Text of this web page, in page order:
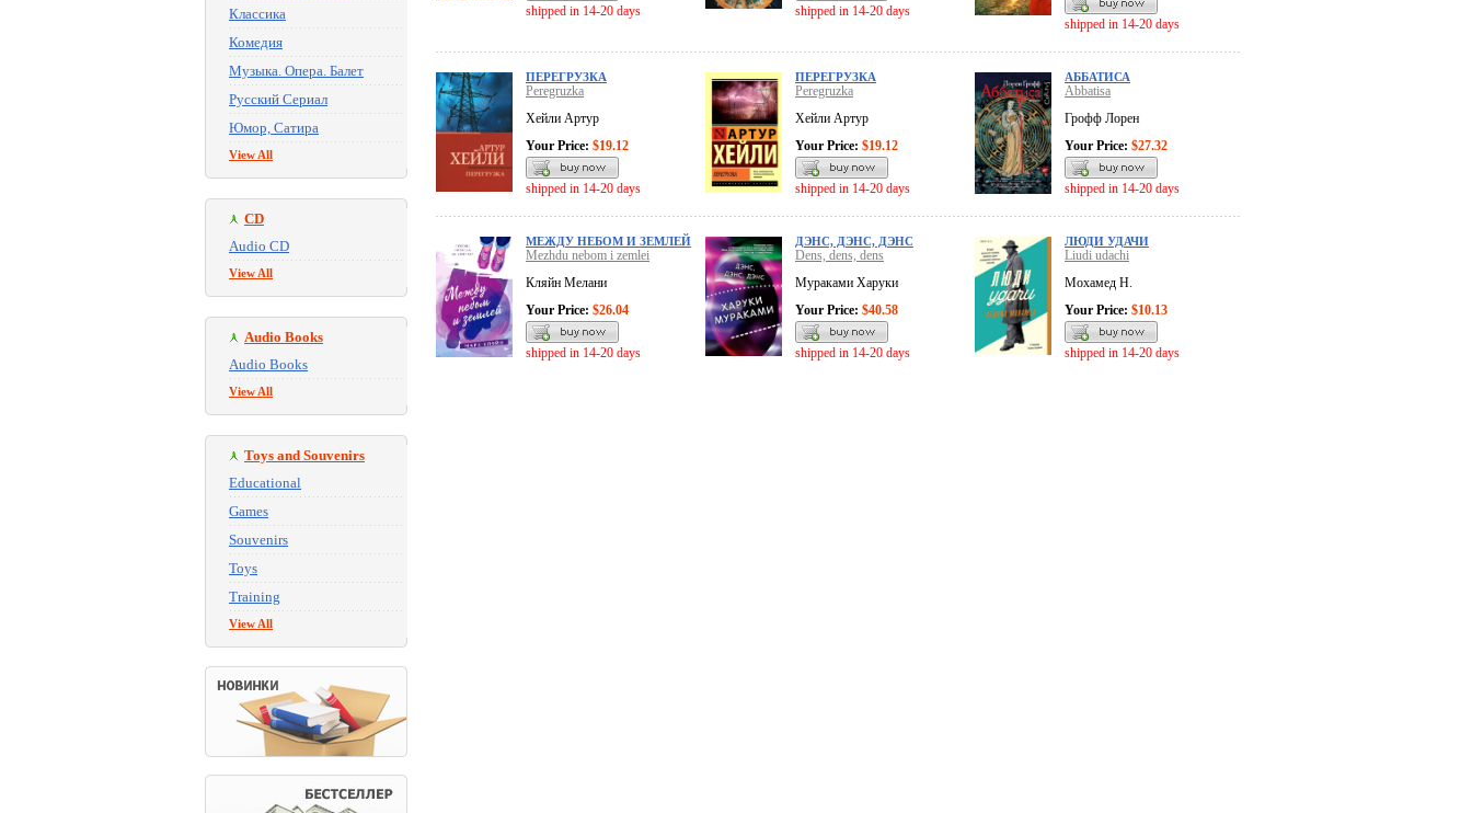
Классика
Комедия
Музыка. Опера. Балет
Русский Сериал
Юмор, Сатира
View All
CD
Audio CD
View All
Audio Books
Audio Books
View All
Toys and Souvenirs
Educational
Games
Souvenirs
Toys
Training
View All
shipped in 14-20 days shipped in 14-20 days
shipped in 14-20 days
ПЕРЕГРУЗКА
Peregruzka
Хейли Артур
Your Price: $19.12
shipped in 14-20 days
ПЕРЕГРУЗКА
Peregruzka
Хейли Артур
Your Price: $19.12
shipped in 14-20 days
АББАТИСА
Abbatisa
Грофф Лорен
Your Price: $27.32
shipped in 14-20 days
МЕЖДУ НЕБОМ И ЗЕМЛЕЙ
Mezhdu nebom i zemlei
Кляйн Мелани
Your Price: $26.04
shipped in 14-20 days
ДЭНС, ДЭНС, ДЭНС
Dens, dens, dens
Мураками Харуки
Your Price: $40.58
shipped in 14-20 days
ЛЮДИ УДАЧИ
Liudi udachi
Мохамед Н.
Your Price: $10.13
shipped in 14-20 days